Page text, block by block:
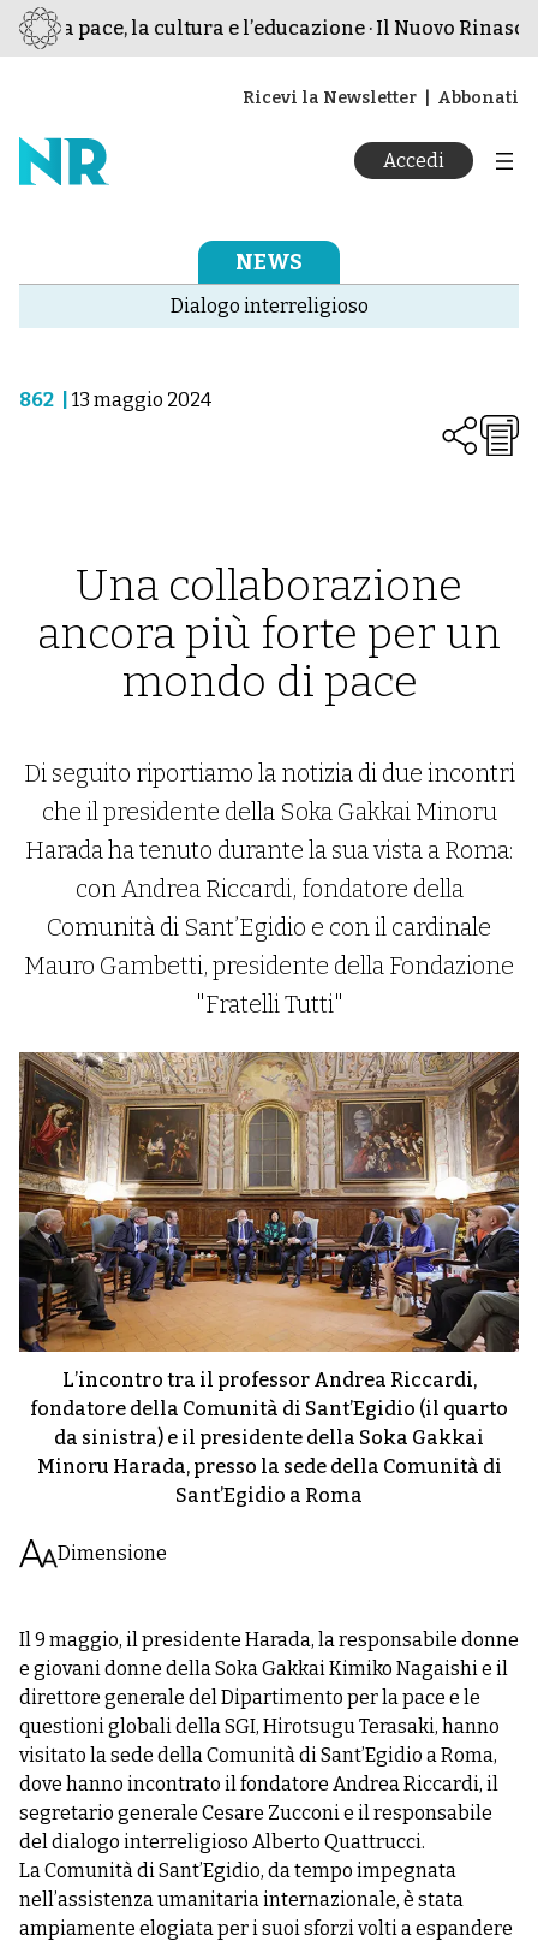
la pace, la cultura e l’educazione · Il Nuovo
Ricevi la Newsletter Abbonati
Accedi
NEWS
Dialogo interreligioso
862 13 maggio 2024
Una collaborazione
ancora più forte per un
mondo di pace
Di seguito riportiamo la notizia di due incontri
che il presidente della Soka Gakkai Minoru
Harada ha tenuto durante la sua vista a Roma:
con Andrea Riccardi, fondatore della
Comunità di Sant’Egidio e con il cardinale
Mauro Gambetti, presidente della Fondazione
"Fratelli Tutti"
L’incontro tra il professor Andrea Riccardi,
fondatore della Comunità di Sant’Egidio (il quarto
da sinistra) e il presidente della Soka Gakkai
Minoru Harada, presso la sede della Comunità di
Sant’Egidio a Roma
Dimensione
Il 9 maggio, il presidente Harada, la responsabile donne
e giovani donne della Soka Gakkai Kimiko Nagaishi e il
direttore generale del Dipartimento per la pace e le
questioni globali della SGI, Hirotsugu Terasaki, hanno
visitato la sede della Comunità di Sant’Egidio a Roma,
dove hanno incontrato il fondatore Andrea Riccardi, il
segretario generale Cesare Zucconi e il responsabile
del dialogo interreligioso Alberto Quattrucci.
La Comunità di Sant’Egidio, da tempo impegnata
nell’assistenza umanitaria internazionale, è stata
ampiamente elogiata per i suoi sforzi volti a espandere